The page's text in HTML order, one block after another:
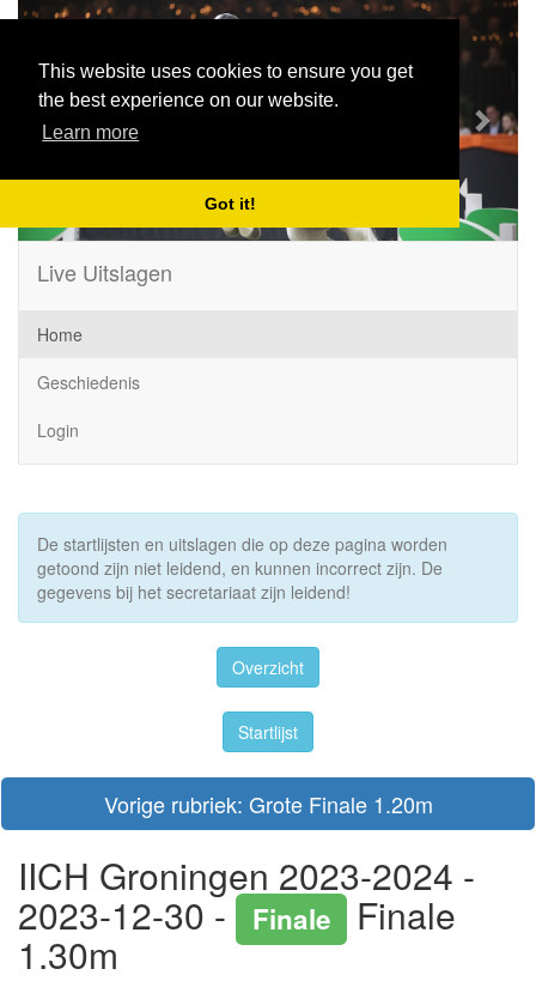
This website uses cookies to ensure you get
the best experience on our website.
Learn more
Got it!
Previous Next
Live Uitslagen
Home
Geschiedenis
Login
De startlijsten en uitslagen die op deze pagina worden
getoond zijn niet leidend, en kunnen incorrect zijn. De
gegevens bij het secretariaat zijn leidend!
Overzicht
Startlijst
Vorige rubriek: Grote Finale 1.20m
IICH Groningen 2023-2024 -
2023-12-30 - Finale Finale
1.30m